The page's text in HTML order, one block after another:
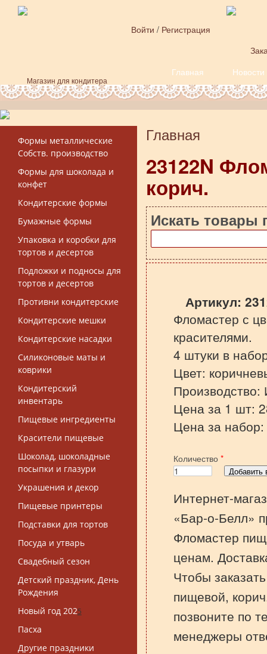
Перейти к основному содержанию
Магазин для кондитера
Войти / Регистрация
Главная
Новости
Форма поиска
Формы металлические
Собств. производство
Формы для шоколада и
конфет
Кондитерские формы
Бумажные формы
Упаковка и коробки для
тортов и десертов
Подложки и подносы для
тортов и десертов
Противни кондитерские
Кондитерские мешки
Кондитерские насадки
Силиконовые маты и
коврики
Кондитерский
инвентарь
Пищевые ингредиенты
Красители пищевые
Шоколад, шоколадные
посыпки и глазури
Украшения и декор
Пищевые принтеры
Подставки для тортов
Посуда и утварь
Свадебный сезон
Детский праздник, День
Рождения
Новый год 2025
Пасха
Другие праздники
Вы здесь
Главная
23122N
корич.
Искать товары
Артикул:
Фломастер с
красителями.
4 штуки в
Цвет:
Производство:
Цена за 1 шт:
Цена за
Количество *
Интернет-
«Бар-о-Белл»
Фломастер
ценам.
Чтобы
пищевой,
позвоните по
менеджеры